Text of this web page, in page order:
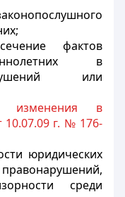
фактов
в
или
изменения в
10.07.09 г. № 176-
юридических
среди